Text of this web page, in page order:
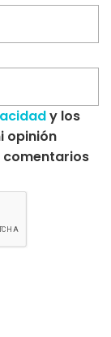
y los
opinión
comentarios